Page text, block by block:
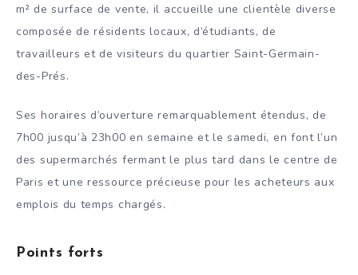
m² de surface de vente, il accueille une clientèle diverse
composée de résidents locaux, d’étudiants, de
travailleurs et de visiteurs du quartier Saint-Germain-
des-Prés.
Ses horaires d’ouverture remarquablement étendus, de
7h00 jusqu’à 23h00 en semaine et le samedi, en font l’un
des supermarchés fermant le plus tard dans le centre de
Paris et une ressource précieuse pour les acheteurs aux
emplois du temps chargés.
Points forts